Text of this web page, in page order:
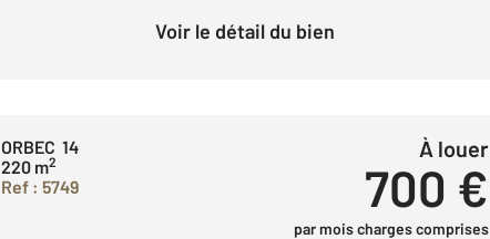
Voir le détail du bien
ORBEC 14
220 m2
Ref : 5749
à louer
700 €
par mois charges comprises